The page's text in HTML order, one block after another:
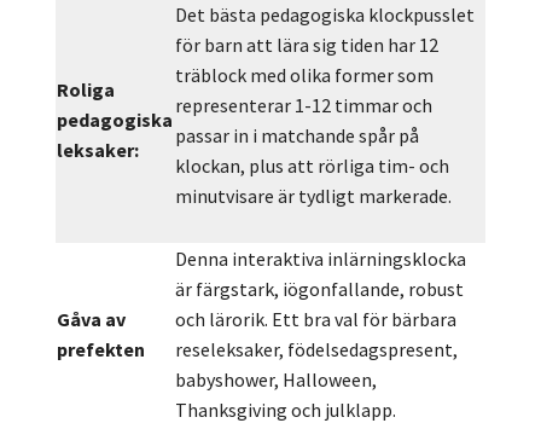
Roliga
pedagogiska
leksaker:
Det bästa pedagogiska klockpusslet
för barn att lära sig tiden har 12
träblock med olika former som
representerar 1-12 timmar och
passar in i matchande spår på
klockan, plus att rörliga tim- och
minutvisare är tydligt markerade.
Gåva av
prefekten
Denna interaktiva inlärningsklocka
är färgstark, iögonfallande, robust
och lärorik. Ett bra val för bärbara
reseleksaker, födelsedagspresent,
babyshower, Halloween,
Thanksgiving och julklapp.